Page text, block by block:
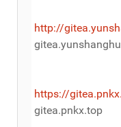
http://
https://
gitea.pnkx.top